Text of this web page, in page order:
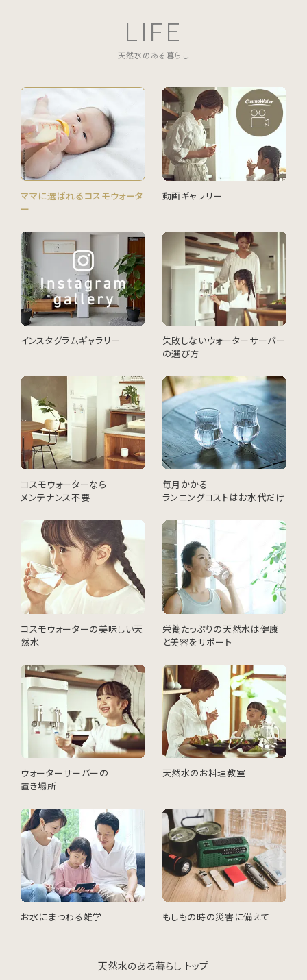
LIFE
天然水のある暮らし
ママに選ばれるコスモウォータ
ー
動画ギャラリー
インスタグラムギャラリー
失敗しないウォーターサーバー
の選び方
コスモウォーターなら
メンテナンス不要
毎月かかる
ランニングコストはお水代だけ
コスモウォーターの美味しい天
然水
栄養たっぷりの天然水は健康
と美容をサポート
ウォーターサーバーの
置き場所
天然水のお料理教室
お水にまつわる雑学 もしもの時の災害に備えて
天然水のある暮らし トップ